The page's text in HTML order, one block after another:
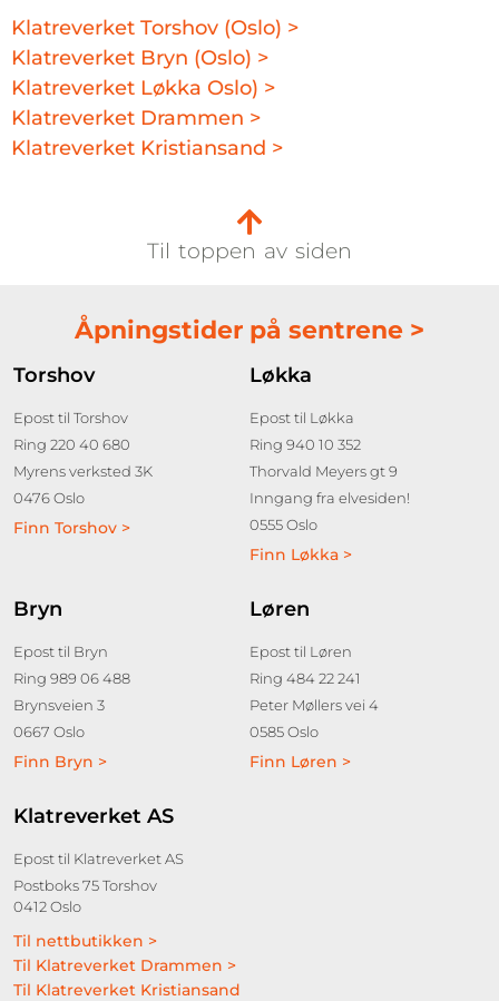
Klatreverket Torshov (Oslo) >
Klatreverket Bryn (Oslo) >
Klatreverket Løkka Oslo) >
Klatreverket Drammen >
Klatreverket Kristiansand >
Til toppen av siden
Åpningstider på sentrene >
Torshov
Epost til Torshov
Ring 220 40 680
Myrens verksted 3K
0476 Oslo
Finn Torshov >
Løkka
Epost til Løkka
Ring 940 10 352
Thorvald Meyers gt 9
Inngang fra elvesiden!
0555 Oslo
Finn Løkka >
Bryn
Epost til Bryn
Ring 989 06 488
Brynsveien 3
0667 Oslo
Finn Bryn >
Løren
Epost til Løren
Ring 484 22 241
Peter Møllers vei 4
0585 Oslo
Finn Løren >
Klatreverket AS
Epost til Klatreverket AS
Postboks 75 Torshov
0412 Oslo
Til nettbutikken >
Til Klatreverket Drammen >
Til Klatreverket Kristiansand